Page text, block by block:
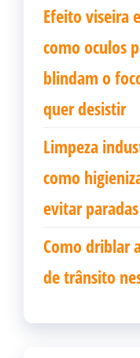
Efeito viseira
como oculos
blindam o
quer desistir
Limpeza
como
evitar
Como driblar
de trânsito